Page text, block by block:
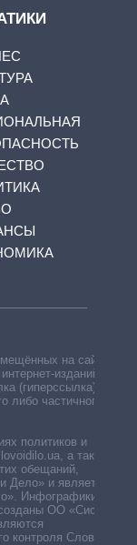
на сайте,
изданий —
(гиперссылка)
либо частичного
политиков и
а также
обещаний,
и является
Инфографики,
ОО «Система
контроля Слово и